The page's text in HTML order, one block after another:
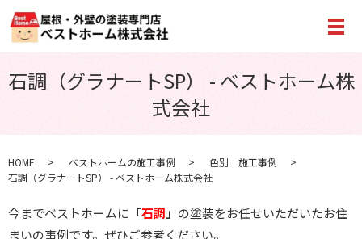
メ
石調（グラナートSP） - ベストホーム株
式会社
HOME ベストホームの施工事例
色別 施工事例
石調（グラナートSP） - ベストホーム株式会社
今までベストホームに 「石調 」 の塗装をお任せいただいたお住
まいの事例です。ぜひご参考ください。